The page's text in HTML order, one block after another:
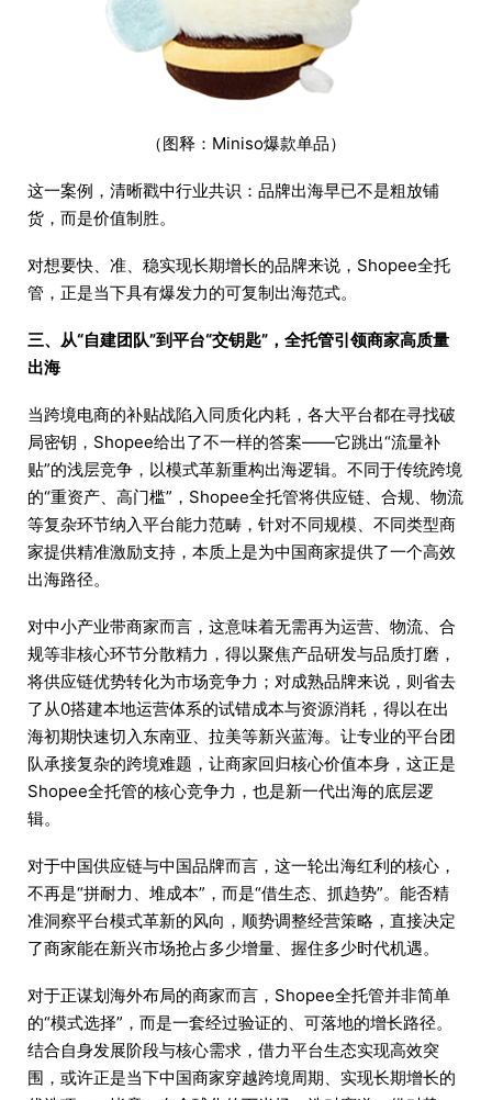
（图释：Miniso爆款单品）
这一案例，清晰戳中行业共识：品牌出海早已不是粗放铺
货，而是价值制胜。
对想要快、准、稳实现长期增长的品牌来说，Shopee全托
管，正是当下具有爆发力的可复制出海范式。
三、从“自建团队”到平台“交钥匙”，全托管引领商家高质量
出海
当跨境电商的补贴战陷入同质化内耗，各大平台都在寻找破
局密钥，Shopee给出了不一样的答案——它跳出“流量补
贴”的浅层竞争，以模式革新重构出海逻辑。不同于传统跨境
的“重资产、高门槛”，Shopee全托管将供应链、合规、物流
等复杂环节纳入平台能力范畴，针对不同规模、不同类型商
家提供精准激励支持，本质上是为中国商家提供了一个高效
出海路径。
对中小产业带商家而言，这意味着无需再为运营、物流、合
规等非核心环节分散精力，得以聚焦产品研发与品质打磨，
将供应链优势转化为市场竞争力；对成熟品牌来说，则省去
了从0搭建本地运营体系的试错成本与资源消耗，得以在出
海初期快速切入东南亚、拉美等新兴蓝海。让专业的平台团
队承接复杂的跨境难题，让商家回归核心价值本身，这正是
Shopee全托管的核心竞争力，也是新一代出海的底层逻
辑。
对于中国供应链与中国品牌而言，这一轮出海红利的核心，
不再是“拼耐力、堆成本”，而是“借生态、抓趋势”。能否精
准洞察平台模式革新的风向，顺势调整经营策略，直接决定
了商家能在新兴市场抢占多少增量、握住多少时代机遇。
对于正谋划海外布局的商家而言，Shopee全托管并非简单
的“模式选择”，而是一套经过验证的、可落地的增长路径。
结合自身发展阶段与核心需求，借力平台生态实现高效突
围，或许正是当下中国商家穿越跨境周期、实现长期增长的